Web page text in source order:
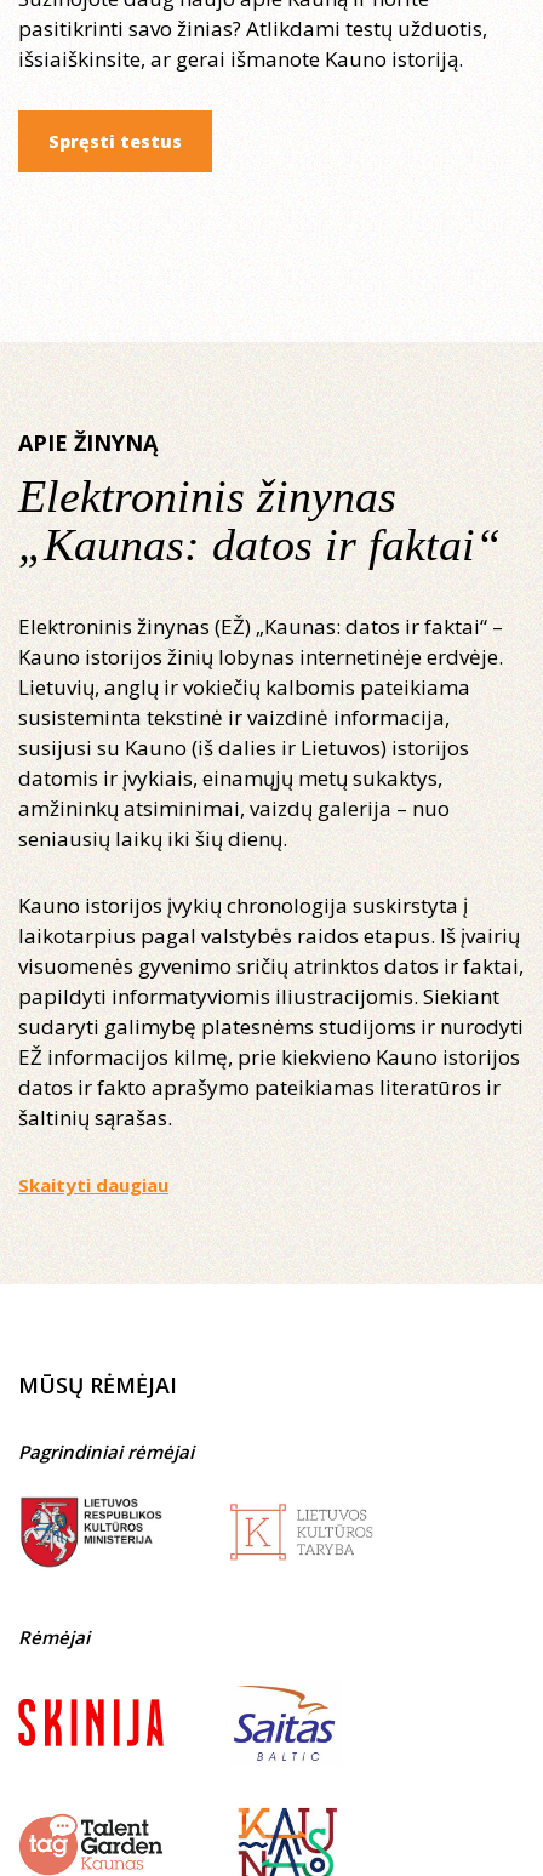
pasitikrinti savo žinias? Atlikdami testų užduotis,
išsiaiškinsite, ar gerai išmanote Kauno istoriją.
Spręsti testus
APIE ŽINYNĄ
Elektroninis žinynas
„Kaunas: datos ir faktai“
Elektroninis žinynas (EŽ) „Kaunas: datos ir faktai“ –
Kauno istorijos žinių lobynas internetinėje erdvėje.
Lietuvių, anglų ir vokiečių kalbomis pateikiama
susisteminta tekstinė ir vaizdinė informacija,
susijusi su Kauno (iš dalies ir Lietuvos) istorijos
datomis ir įvykiais, einamųjų metų sukaktys,
amžininkų atsiminimai, vaizdų galerija – nuo
seniausių laikų iki šių dienų.
Kauno istorijos įvykių chronologija suskirstyta į
laikotarpius pagal valstybės raidos etapus. Iš įvairių
visuomenės gyvenimo sričių atrinktos datos ir faktai,
papildyti informatyviomis iliustracijomis. Siekiant
sudaryti galimybę platesnėms studijoms ir nurodyti
EŽ informacijos kilmę, prie kiekvieno Kauno istorijos
datos ir fakto aprašymo pateikiamas literatūros ir
šaltinių sąrašas.
Skaityti daugiau
MŪSŲ RĖMĖJAI
Pagrindiniai rėmėjai
Rėmėjai